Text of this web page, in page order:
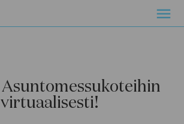
virtuaalisesti!
Asuntomessukoteihin virtuaalisesti!